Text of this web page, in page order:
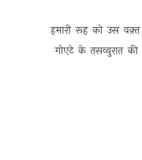
हमारी रूह को उस वक़्त
गोएटे के तसव्वुरात की